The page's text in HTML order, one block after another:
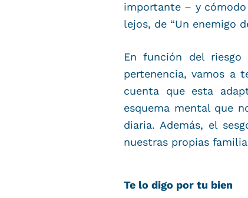
importante – y
lejos, de “Un enemigo
En función del
pertenencia, vamos a
cuenta que esta
esquema mental que
diaria. Además, el
nuestras propias
Te lo digo por tu bien